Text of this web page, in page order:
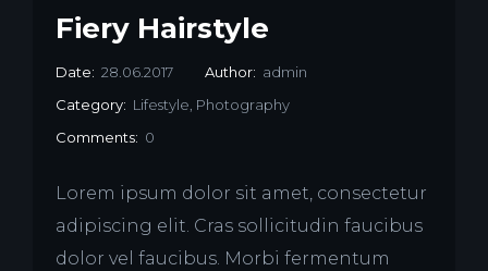
Fiery Hairstyle
Date: 28.06.2017 Author: admin
Category: Lifestyle, Photography
Comments: 0
Lorem ipsum dolor sit amet, consectetur
adipiscing elit. Cras sollicitudin faucibus
dolor vel faucibus. Morbi fermentum